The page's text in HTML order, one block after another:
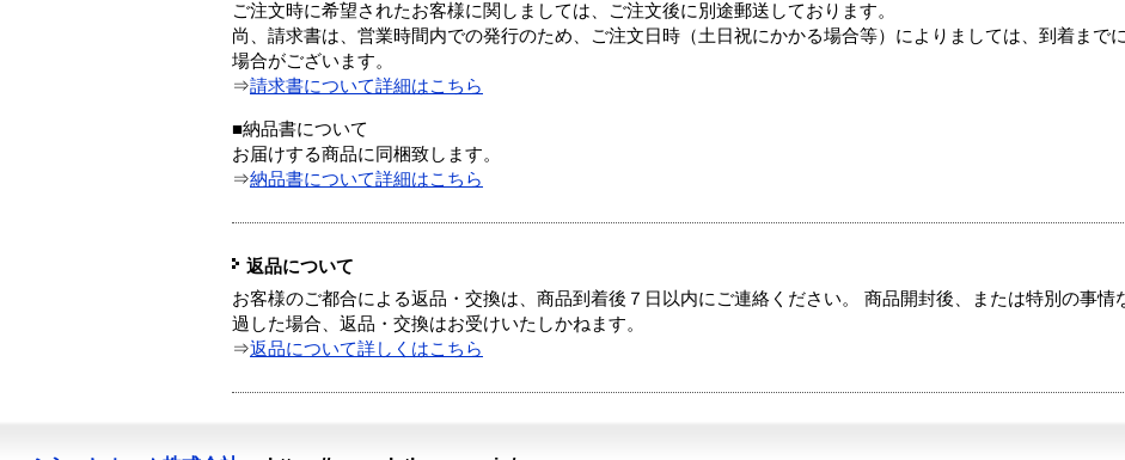
ご注文時に希望されたお客様に関しましては、ご注文後に別途郵送しております。
尚、請求書は、営業時間内での発行のため、ご注文日時（土日祝にかかる場合等）によりましては、到着まで
場合がございます。
⇒請求書について詳細はこちら
■納品書について
お届けする商品に同梱致します。
⇒納品書について詳細はこちら
返品について
お客様のご都合による返品・交換は、商品到着後７日以内にご連絡ください。 商品開封後、または特別の事情
過した場合、返品・交換はお受けいたしかねます。
⇒返品について詳しくはこちら